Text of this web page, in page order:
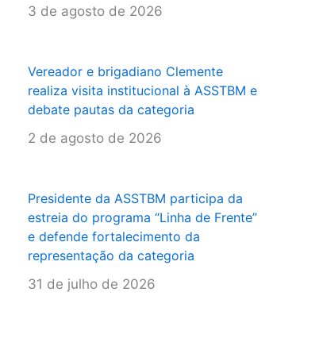
3 de agosto de 2026
Vereador e brigadiano Clemente
realiza visita institucional à ASSTBM e
debate pautas da categoria
2 de agosto de 2026
Presidente da ASSTBM participa da
estreia do programa “Linha de Frente”
e defende fortalecimento da
representação da categoria
31 de julho de 2026